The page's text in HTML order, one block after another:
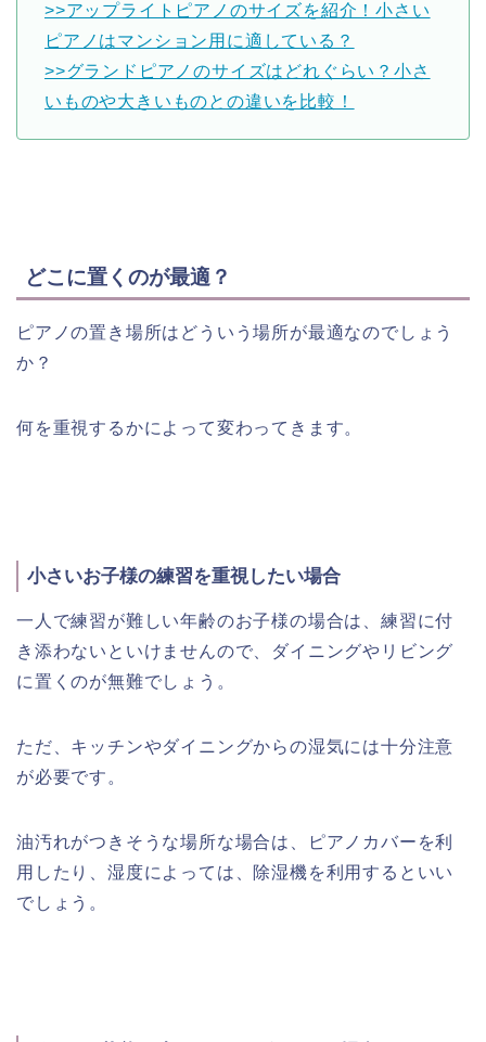
>>アップライトピアノのサイズを紹介！小さい
ピアノはマンション用に適している？
>>グランドピアノのサイズはどれぐらい？小さ
いものや大きいものとの違いを比較！
どこに置くのが最適？
ピアノの置き場所はどういう場所が最適なのでしょう
か？
何を重視するかによって変わってきます。
小さいお子様の練習を重視したい場合
一人で練習が難しい年齢のお子様の場合は、練習に付
き添わないといけませんので、ダイニングやリビング
に置くのが無難でしょう。
ただ、キッチンやダイニングからの湿気には十分注意
が必要です。
油汚れがつきそうな場所な場合は、ピアノカバーを利
用したり、湿度によっては、除湿機を利用するといい
でしょう。